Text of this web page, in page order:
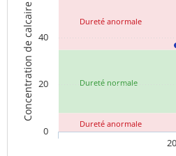
Température de l'eau
Titre hydrotimétrique 36,6 °f
Turbidité
néphélométrique NFU
Dureté normale
Dureté anormale
Dureté anormale
Concentration de calcaire
0
20
40